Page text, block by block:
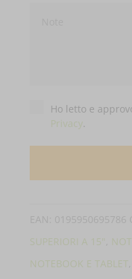
*
Ho letto e
Privacy.
SUPERIORI A 15"
NOTEBOOK E TABLET